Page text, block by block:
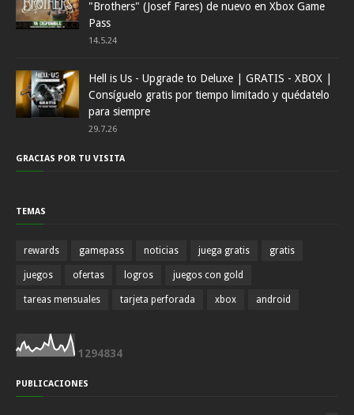
"Brothers" (Josef Fares) de nuevo en Xbox Game
Pass
14.5.24
Hell is Us - Upgrade to Deluxe | GRATIS - XBOX |
Consíguelo gratis por tiempo limitado y quédatelo
para siempre
29.7.26
GRACIAS POR TU VISITA
TEMAS
rewards gamepass noticias juega gratis gratis
juegos ofertas logros juegos con gold
tareas mensuales tarjeta perforada xbox android
1 294834
PUBLICACIONES